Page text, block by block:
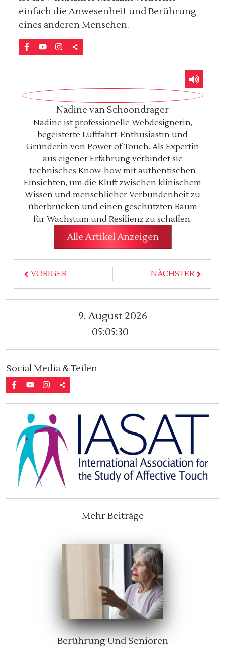
einfach die Anwesenheit und Berührung
eines anderen Menschen.
Nadine van Schoondrager
Nadine ist professionelle Webdesignerin,
begeisterte Luftfahrt-Enthusiastin und
Gründerin von Power of Touch. Als Expertin
aus eigener Erfahrung verbindet sie
technisches Know-how mit authentischen
Einsichten, um die Kluft zwischen klinischem
Wissen und menschlicher Verbundenheit zu
überbrücken und einen geschützten Raum
für Wachstum und Resilienz zu schaffen.
Alle Artikel Anzeigen
VORIGER NÄCHSTER
9. August 2026
05:05:31
Social Media & Teilen
Mehr Beiträge
Berührung Und Senioren